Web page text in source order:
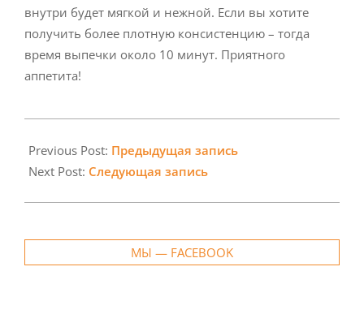
внутри будет мягкой и нежной. Если вы хотите
получить более плотную консистенцию – тогда
время выпечки около 10 минут. Приятного
аппетита!
09-
22
Previous Post: Предыдущая запись
Next Post: Следующая запись
МЫ — FACEBOOK